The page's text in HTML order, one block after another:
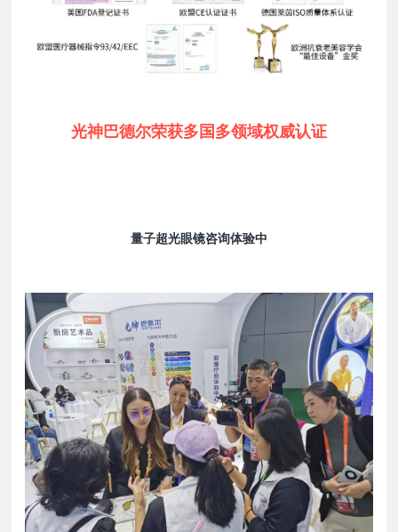
光神巴德尔荣获多国多领域权威认证
量子超光眼镜咨询体验中